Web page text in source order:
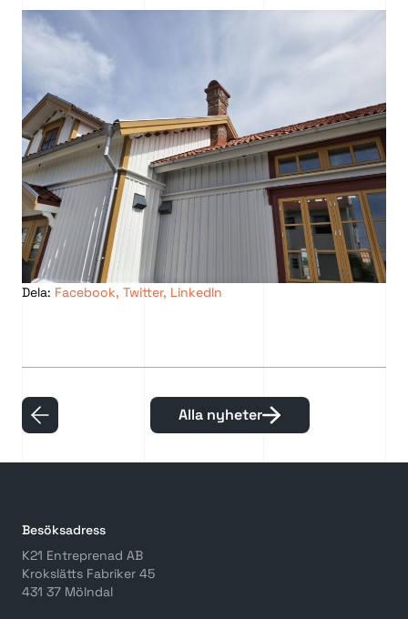
Dela: Facebook, Twitter, LinkedIn
Alla nyheter
Besöksadress
K21 Entreprenad AB
Krokslätts Fabriker 45
431 37 Mölndal